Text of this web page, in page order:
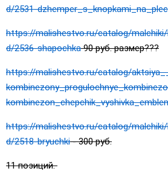
d/2531-
https://malishestvo.ru/catalog/
d/2536-shapochka90 руб. размер???
https://malishestvo.ru/catalog/
https://malishestvo.ru/catalog/
d/2518-bryuchki- 300 руб.
11 позиций.